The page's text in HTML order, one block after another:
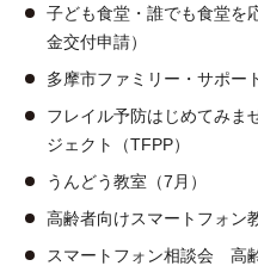
子ども食堂・誰でも食堂を
金交付申請）
多摩市ファミリー・サポー
フレイル予防はじめてみ
ジェクト（TFPP）
うんどう教室（7月）
高齢者向けスマートフォン
スマートフォン相談会 高